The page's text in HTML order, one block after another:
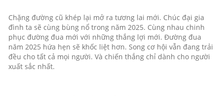
Chặng đường cũ khép lại mở ra tương lai mới. Chúc đại gia
đình ta sẽ cùng bùng nổ trong năm 2025. Cùng nhau chinh
phục đường đua mới với những thắng lợi mới. Đường đua
năm 2025 hứa hẹn sẽ khốc liệt hơn. Song cơ hội vẫn đang trải
đều cho tất cả mọi người. Và chiến thắng chỉ dành cho người
xuất sắc nhất.